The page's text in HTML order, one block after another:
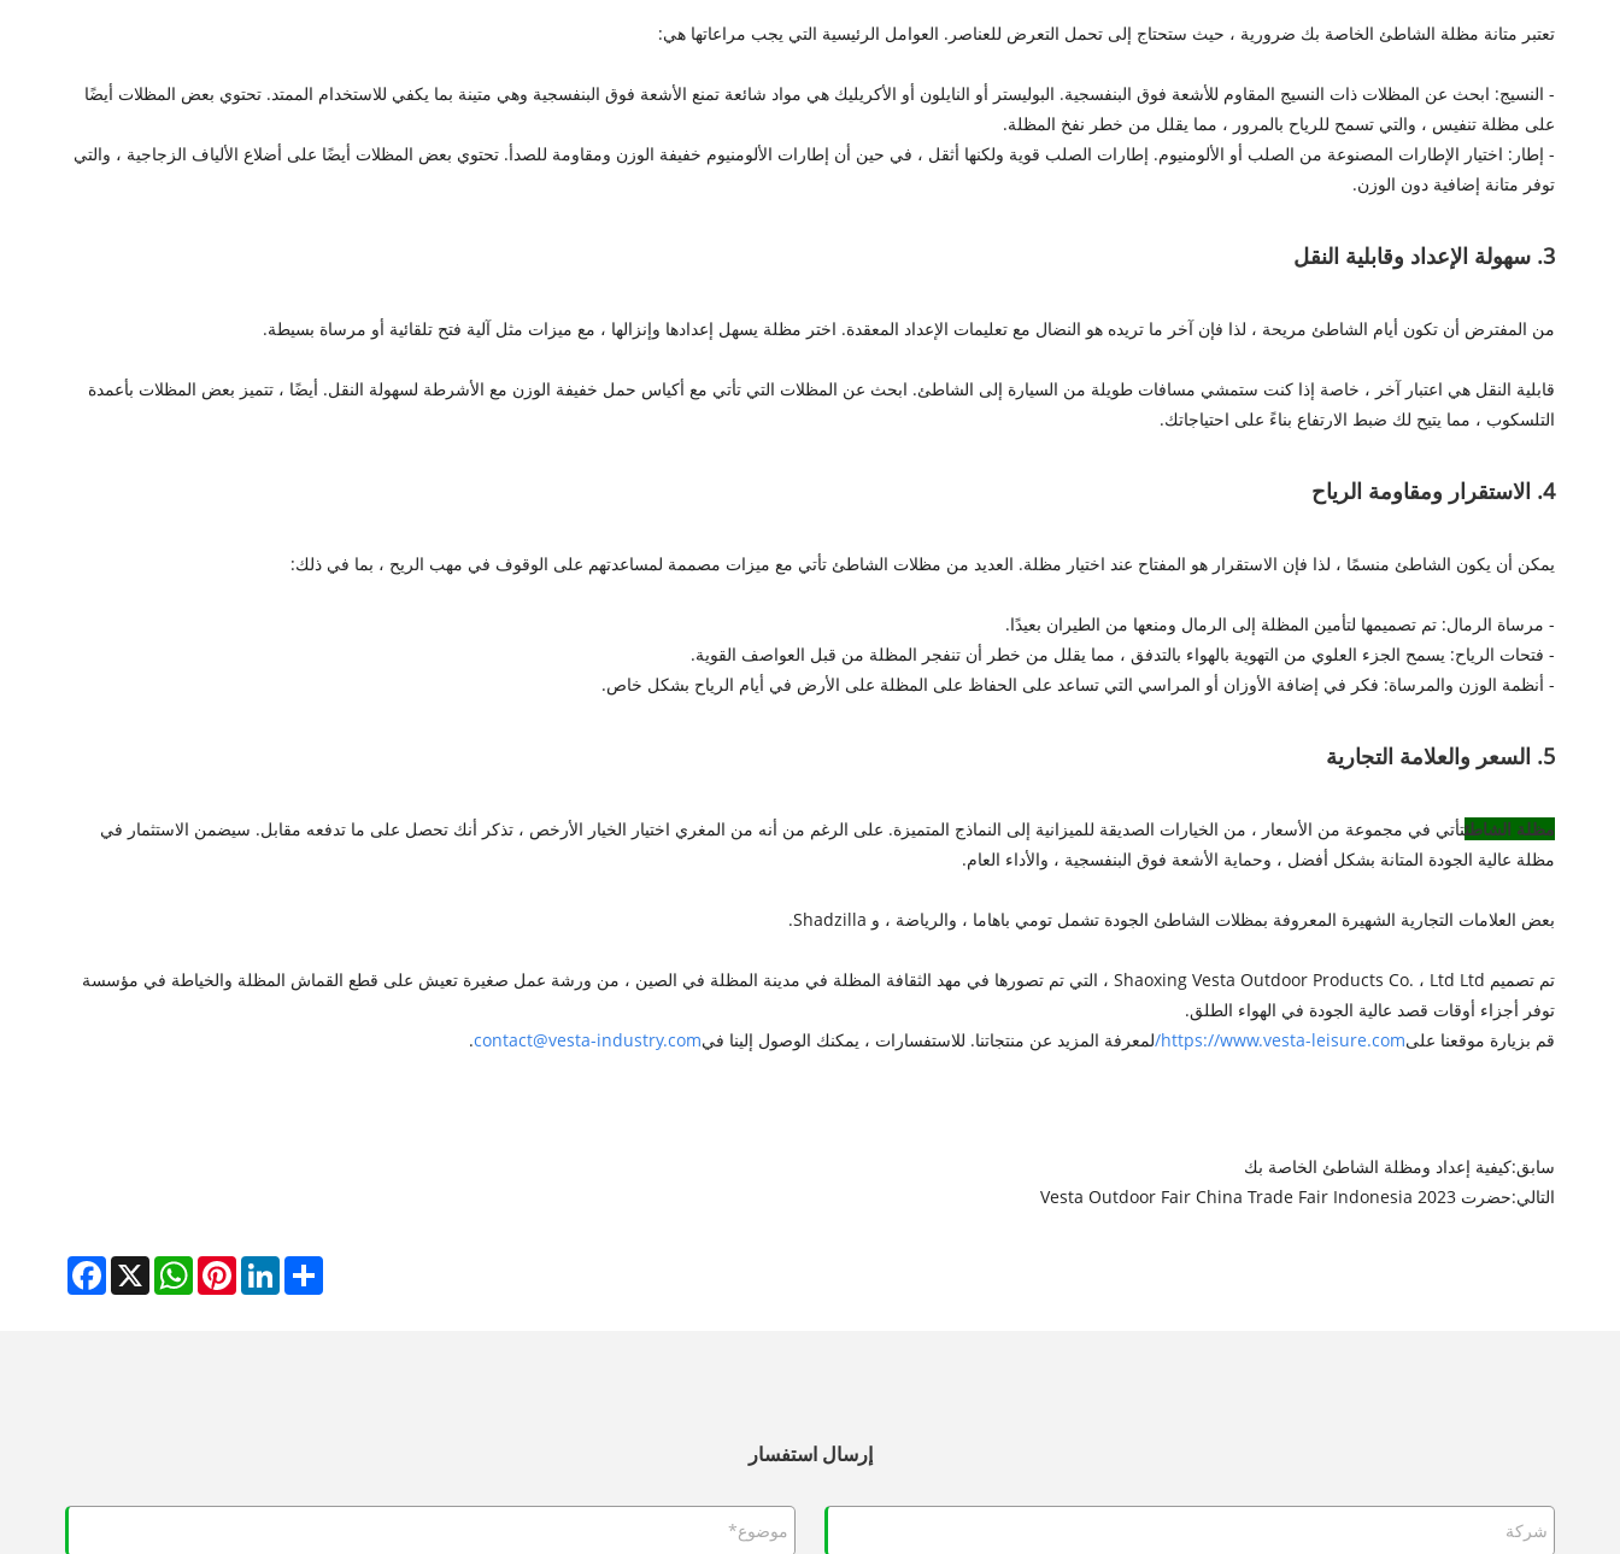
تعتبر متانة مظلة الشاطئ الخاصة بك ضرورية ، حيث ستحتاج إلى تحمل التعرض للعناصر. العوامل الرئيسية التي يجب مراعاتها هي:
- النسيج: ابحث عن المظلات ذات النسيج المقاوم للأشعة فوق البنفسجية. البوليستر أو النايلون أو الأكريليك هي مواد شائعة تمنع الأشعة فوق البنفسجية وهي متينة بما يكفي للاستخدام الممتد. تحتوي بعض المظلات أيضًا
على مظلة تنفيس ، والتي تسمح للرياح بالمرور ، مما يقلل من خطر نفخ المظلة.
- إطار: اختيار الإطارات المصنوعة من الصلب أو الألومنيوم. إطارات الصلب قوية ولكنها أثقل ، في حين أن إطارات الألومنيوم خفيفة الوزن ومقاومة للصدأ. تحتوي بعض المظلات أيضًا على أضلاع الألياف الزجاجية ، والتي
توفر متانة إضافية دون الوزن.
3. سهولة الإعداد وقابلية النقل
من المفترض أن تكون أيام الشاطئ مريحة ، لذا فإن آخر ما تريده هو النضال مع تعليمات الإعداد المعقدة. اختر مظلة يسهل إعدادها وإنزالها ، مع ميزات مثل آلية فتح تلقائية أو مرساة بسيطة.
قابلية النقل هي اعتبار آخر ، خاصة إذا كنت ستمشي مسافات طويلة من السيارة إلى الشاطئ. ابحث عن المظلات التي تأتي مع أكياس حمل خفيفة الوزن مع الأشرطة لسهولة النقل. أيضًا ، تتميز بعض المظلات بأعمدة
التلسكوب ، مما يتيح لك ضبط الارتفاع بناءً على احتياجاتك.
4. الاستقرار ومقاومة الرياح
يمكن أن يكون الشاطئ منسمًا ، لذا فإن الاستقرار هو المفتاح عند اختيار مظلة. العديد من مظلات الشاطئ تأتي مع ميزات مصممة لمساعدتهم على الوقوف في مهب الريح ، بما في ذلك:
- مرساة الرمال: تم تصميمها لتأمين المظلة إلى الرمال ومنعها من الطيران بعيدًا.
- فتحات الرياح: يسمح الجزء العلوي من التهوية بالهواء بالتدفق ، مما يقلل من خطر أن تنفجر المظلة من قبل العواصف القوية.
- أنظمة الوزن والمرساة: فكر في إضافة الأوزان أو المراسي التي تساعد على الحفاظ على المظلة على الأرض في أيام الرياح بشكل خاص.
5. السعر والعلامة التجارية
مظلة الشاطئتأتي في مجموعة من الأسعار ، من الخيارات الصديقة للميزانية إلى النماذج المتميزة. على الرغم من أنه من المغري اختيار الخيار الأرخص ، تذكر أنك تحصل على ما تدفعه مقابل. سيضمن الاستثمار في
مظلة عالية الجودة المتانة بشكل أفضل ، وحماية الأشعة فوق البنفسجية ، والأداء العام.
بعض العلامات التجارية الشهيرة المعروفة بمظلات الشاطئ الجودة تشمل تومي باهاما ، والرياضة ، و Shadzilla.
تم تصميم Shaoxing Vesta Outdoor Products Co. ، Ltd Ltd ، التي تم تصورها في مهد الثقافة المظلة في مدينة المظلة في الصين ، من ورشة عمل صغيرة تعيش على قطع القماش المظلة والخياطة في مؤسسة
توفر أجزاء أوقات قصد عالية الجودة في الهواء الطلق.
قم بزيارة موقعنا علىhttps://www.vesta-leisure.com/ لمعرفة المزيد عن منتجاتنا. للاستفسارات ، يمكنك الوصول إلينا فيcontact@vesta-industry.com
.
سابق:كيفية إعداد ومظلة الشاطئ الخاصة بك
التالي:حضرت Vesta Outdoor Fair China Trade Fair Indonesia 2023
Facebook X
WhatsAppPinterestLinkedInShare
إرسال استفسار